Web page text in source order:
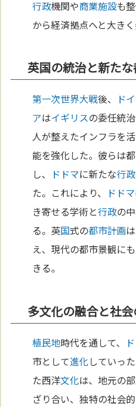
行政機関や商業施設も
から経済拠点へと大き
英国の統治と新た
第一次世界大戦後、 ド
アはイギリスの委任統
人が整えたインフラを活
能を強化した。彼らは
し、 ドドマに新たな行政
た。これにより、 ドドマ
き寄せる学術と行政の中
る。英国式の都市計画は
え、現代の都市景観に
きる。
多文化の融合と社
植民地時代を通して、
市として進化していった
た西洋文化は、地元の
ざり合い、独特の社会